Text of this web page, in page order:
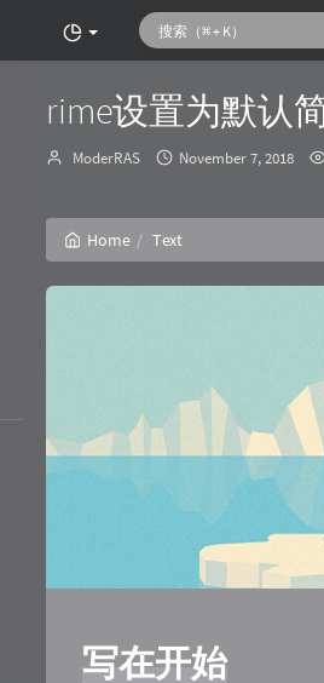
rime设置为默认
Author：
ModerRAS
发
间：
November 7, 2018
Home Text
写在开始